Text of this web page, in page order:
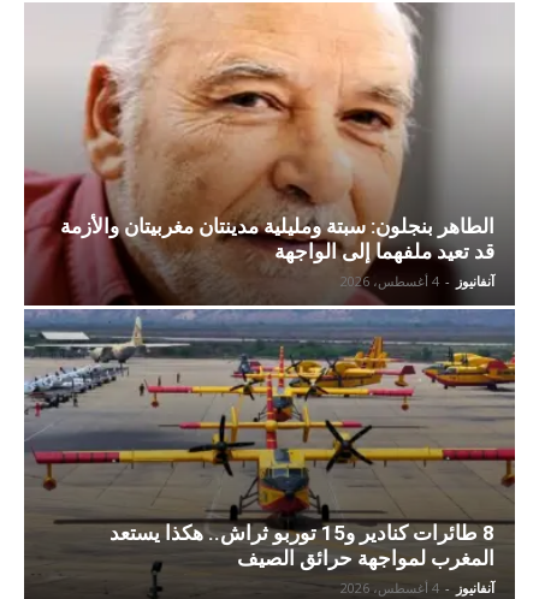
الطاهر بنجلون: سبتة ومليلية مدينتان مغربيتان والأزمة
قد تعيد ملفهما إلى الواجهة
آنفانيوز - 4 أغسطس، 2026
8 طائرات كنادير و15 توربو ثراش.. هكذا يستعد
المغرب لمواجهة حرائق الصيف
آنفانيوز - 4 أغسطس، 2026